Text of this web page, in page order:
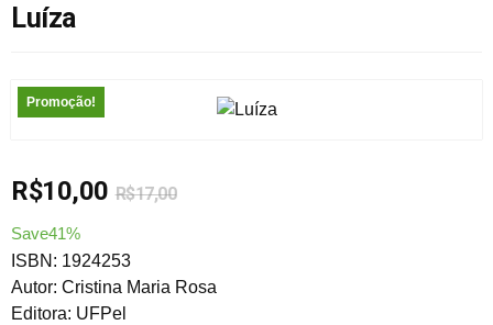
Luíza
Promoção!
R$17,00
R$10,00
Save41%
ISBN: 1924253
Autor: Cristina Maria Rosa
Editora: UFPel